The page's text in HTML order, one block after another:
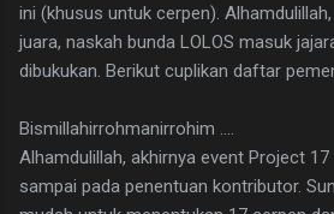
ini (khusus untuk cerpen).
juara, naskah bunda LOLOS masuk
dibukukan. Berikut cuplikan daftar
Bismillahirrohmanirrohim ....
Alhamdulillah, akhirnya event Project
sampai pada penentuan kontributor.